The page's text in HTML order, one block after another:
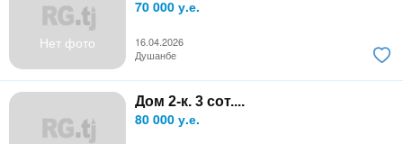
Нет фото
70 000 у.е.
16.04.2026
Душанбе
Дом 2-к. 3 сот....
80 000 у.е.